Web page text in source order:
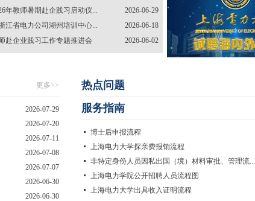
年教师暑期赴企践习启动仪...
2026-06-29
江省电力公司湖州培训中心...
2026-06-18
赴企业践习工作专题推进会
2026-06-02
更多>>
2026-07-29
2026-07-20
2026-07-11
2026-07-08
2026-07-07
2026-06-30
2026-06-30
热点问题
服务指南
博士后申报流程
上海电力大学探亲费报销流程
非特定身份人员因私出国（境）材料审批、管理流...
上海电力学院公开招聘人员流程图
上海电力大学出具收入证明流程